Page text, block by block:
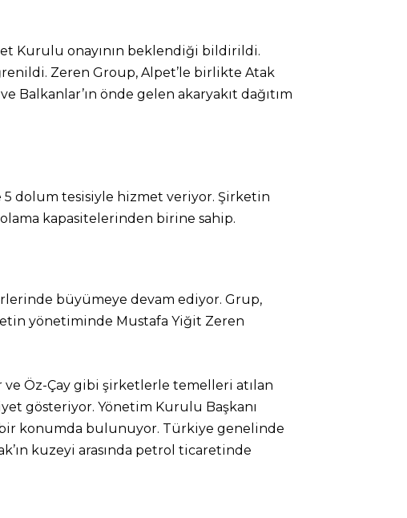
Kurulu onayının beklendiği bildirildi.
Zeren Group, Alpet’le birlikte Atak
Balkanlar’ın önde gelen akaryakıt dağıtım
5 dolum tesisiyle hizmet veriyor. Şirketin
kapasitelerinden birine sahip.
büyümeye devam ediyor. Grup,
yönetiminde Mustafa Yiğit Zeren
Öz-Çay gibi şirketlerle temelleri atılan
gösteriyor. Yönetim Kurulu Başkanı
konumda bulunuyor. Türkiye genelinde
kuzeyi arasında petrol ticaretinde